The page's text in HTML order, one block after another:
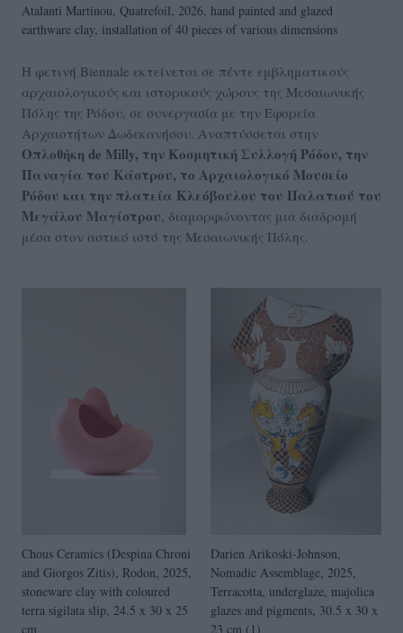
Atalanti Martinou, Quatrefoil, 2026, hand painted and glazed
earthware clay, installation of 40 pieces of various dimensions
Η φετινή Biennale εκτείνεται σε πέντε εμβληματικούς
αρχαιολογικούς και ιστορικούς χώρους της Μεσαιωνικής
Πόλης της Ρόδου, σε συνεργασία με την Εφορεία
Αρχαιοτήτων Δωδεκανήσου. Αναπτύσσεται στην
Οπλοθήκη de Milly, την Κοσμητική Συλλογή Ρόδου, την
Παναγία του Κάστρου, το Αρχαιολογικό Μουσείο
Ρόδου και την πλατεία Κλεόβουλου του Παλατιού του
Μεγάλου Μαγίστρου , διαμορφώνοντας μια διαδρομή
μέσα στον αστικό ιστό της Μεσαιωνικής Πόλης.
Chous Ceramics (Despina Chroni
and Giorgos Zitis), Rodon, 2025,
stoneware clay with coloured
terra sigilata slip, 24.5 x 30 x 25
cm
Darien Arikoski-Johnson,
Nomadic Assemblage, 2025,
Terracotta, underglaze, majolica
glazes and pigments, 30.5 x 30 x
23 cm (1)